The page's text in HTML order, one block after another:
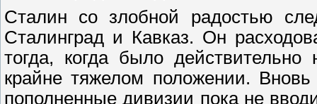
Сталин со злобной радостью
Сталинград и Кавказ. Он
тогда, когда было
крайне тяжелом положении.
пополненные дивизии пока не